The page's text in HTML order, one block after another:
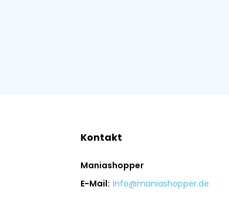
Kontakt
Maniashopper
E-Mail: Info@maniashopper.de